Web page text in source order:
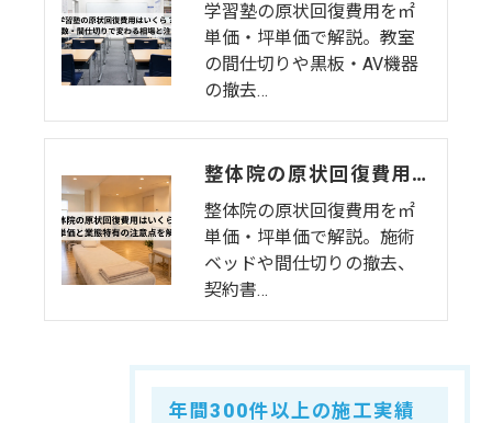
学習塾の原状回復費用を㎡
単価・坪単価で解説。教室
の間仕切りや黒板・AV機器
の撤去…
整体院の原状回復費用はいくら？坪単価・㎡単価と業態特有の注意点を解説
整体院の原状回復費用を㎡
単価・坪単価で解説。施術
ベッドや間仕切りの撤去、
契約書…
年間300件以上の施工実績